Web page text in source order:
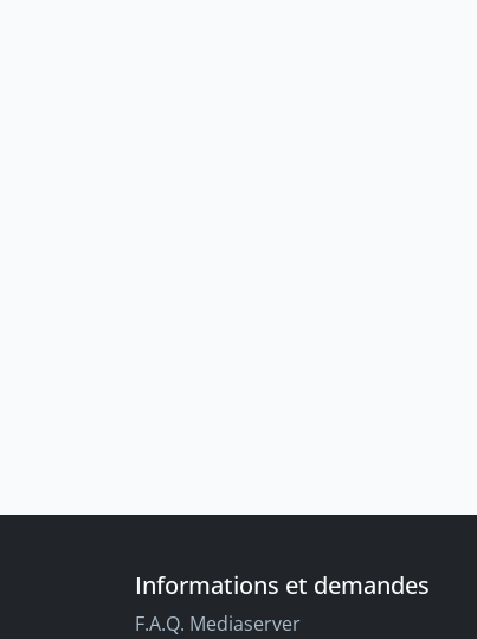
Informations et demandes
F.A.Q. Mediaserver